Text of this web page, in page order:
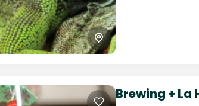
Brewing + La